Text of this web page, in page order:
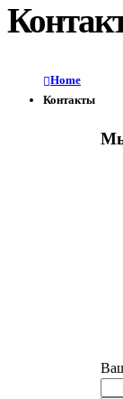
Home
Контакты
Мы